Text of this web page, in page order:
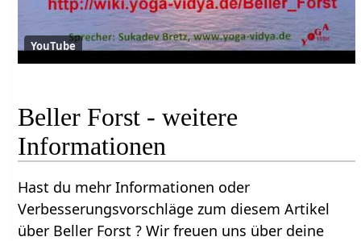
YouTube
Beller Forst‏‎ - weitere
Informationen
Hast du mehr Informationen oder
Verbesserungsvorschläge zum diesem Artikel
über Beller Forst‏‎ ? Wir freuen uns über deine